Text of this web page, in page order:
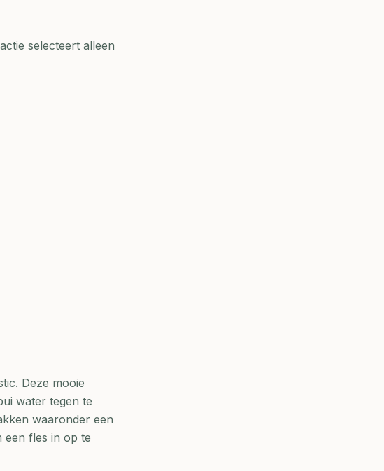
selecteert alleen
Deze mooie
water tegen te
waaronder een
een fles in op te